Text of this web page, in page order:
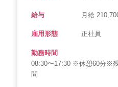
給与 月給
雇用形態 正社員
勤務時間
08:30〜17:30 ※休憩60分※
間